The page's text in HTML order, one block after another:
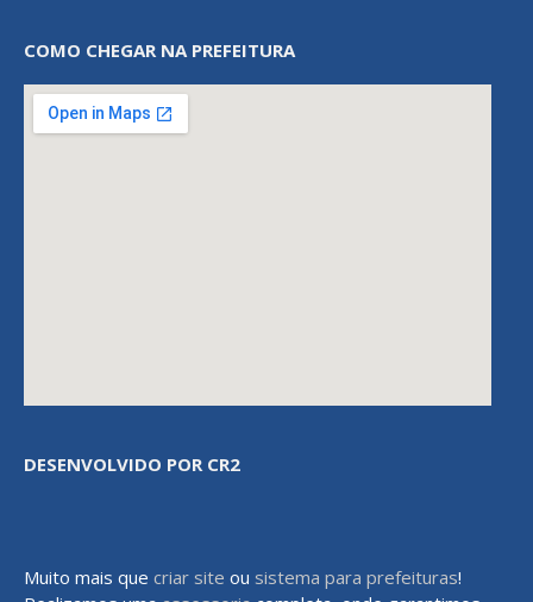
COMO CHEGAR NA PREFEITURA
DESENVOLVIDO POR CR2
Muito mais que criar site ou sistema para prefeituras!